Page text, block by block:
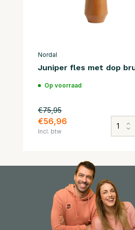
Nordal
Juniper fles met dop
Op voorraad
€75,95
€56,96
Incl. btw